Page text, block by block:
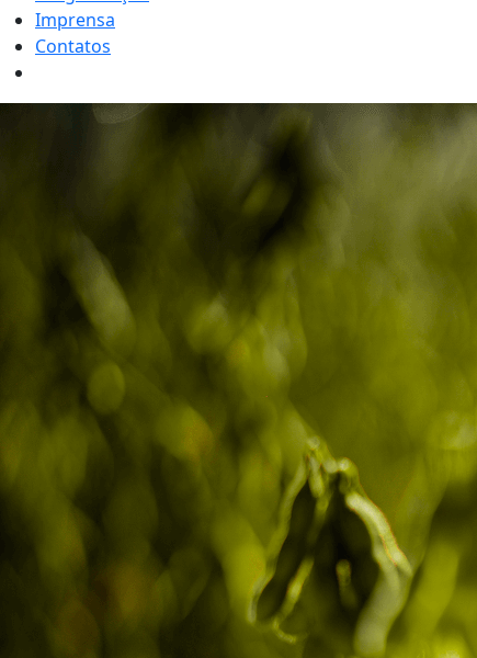
Imprensa
Contatos